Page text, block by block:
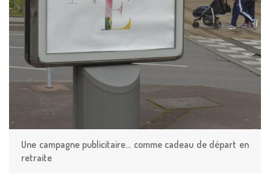
Une campagne publicitaire… comme cadeau de départ en
retraite